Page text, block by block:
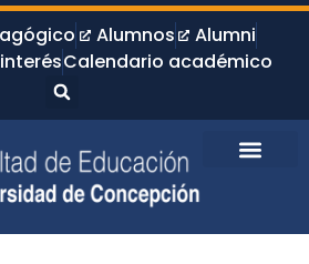
Alumnos
Alumni
Calendario académico